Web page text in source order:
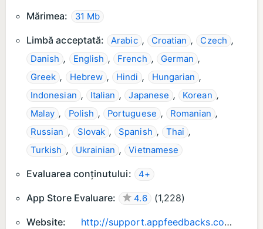
Mărimea: 31 Mb
Limbă acceptată: Arabic , Croatian , Czech ,
Danish , English , French , German ,
Greek , Hebrew , Hindi , Hungarian ,
Indonesian , Italian , Japanese , Korean ,
Malay , Polish , Portuguese , Romanian ,
Russian , Slovak , Spanish , Thai ,
Turkish , Ukrainian , Vietnamese
Evaluarea conținutului: 4+
App Store Evaluare: 4.6 (1,228)
Website: http://support.appfeedbacks.com/